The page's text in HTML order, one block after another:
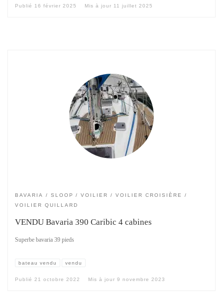
Publié 16 février 2025 Mis à jour 11 juillet 2025
BAVARIA SLOOP VOILIER
VOILIER CROISIÈRE
VOILIER QUILLARD
VENDU Bavaria 390 Caribic 4 cabines
Superbe bavaria 39 pieds
bateau vendu vendu
Publié 21 octobre 2022 Mis à jour 9 novembre 2023